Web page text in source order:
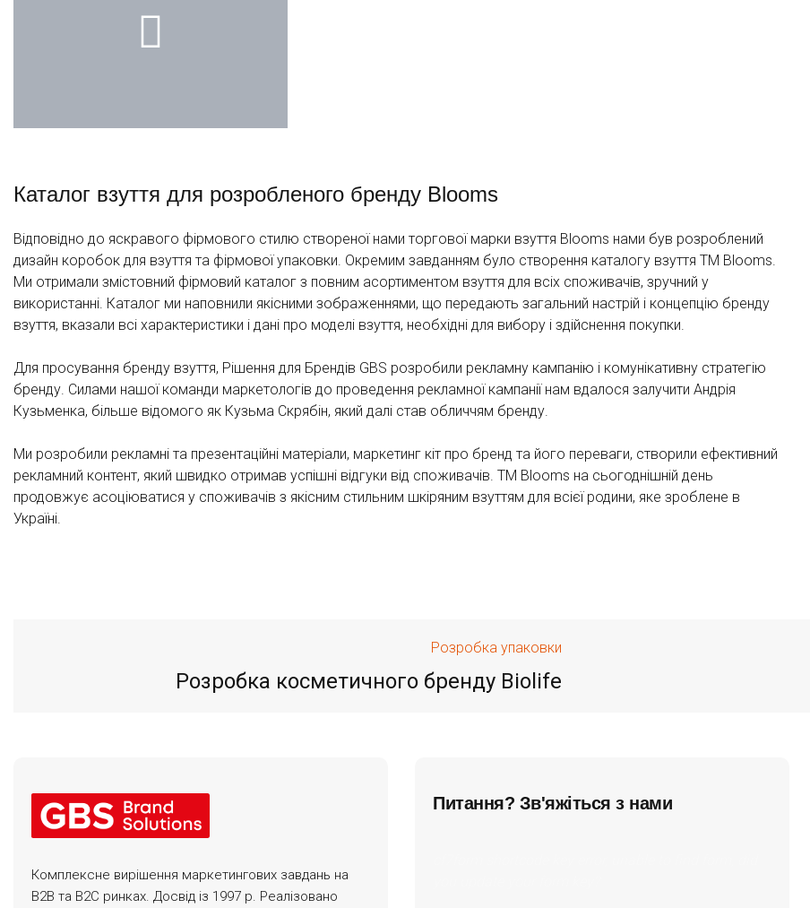
Каталог взуття для розробленого бренду Blooms
Відповідно до яскравого фірмового стилю створеної нами торгової марки взуття Blooms нами був розроблений
дизайн коробок для взуття та фірмової упаковки. Окремим завданням було створення каталогу взуття ТМ Blooms.
Ми отримали змістовний фірмовий каталог з повним асортиментом взуття для всіх споживачів, зручний у
використанні. Каталог ми наповнили якісними зображеннями, що передають загальний настрій і концепцію бренду
взуття, вказали всі характеристики і дані про моделі взуття, необхідні для вибору і здійснення покупки.
Для просування бренду взуття, Рішення для Брендів GBS розробили рекламну кампанію і комунікативну стратегію
бренду. Силами нашої команди маркетологів до проведення рекламної кампанії нам вдалося залучити Андрія
Кузьменка, більше відомого як Кузьма Скрябін, який далі став обличчям бренду.
Ми розробили рекламні та презентаційні матеріали, маркетинг кіт про бренд та його переваги, створили ефективний
рекламний контент, який швидко отримав успішні відгуки від споживачів. ТМ Blooms на сьогоднішній день
продовжує асоціюватися у споживачів з якісним стильним шкіряним взуттям для всієї родини, яке зроблене в
Україні.
Розробка упаковки
Розробка косметичного бренду Biolife
Комплексне вирішення маркетингових завдань на
B2B та B2C ринках. Досвід із 1997 р. Реалізовано
Питання? Зв'яжіться з нами